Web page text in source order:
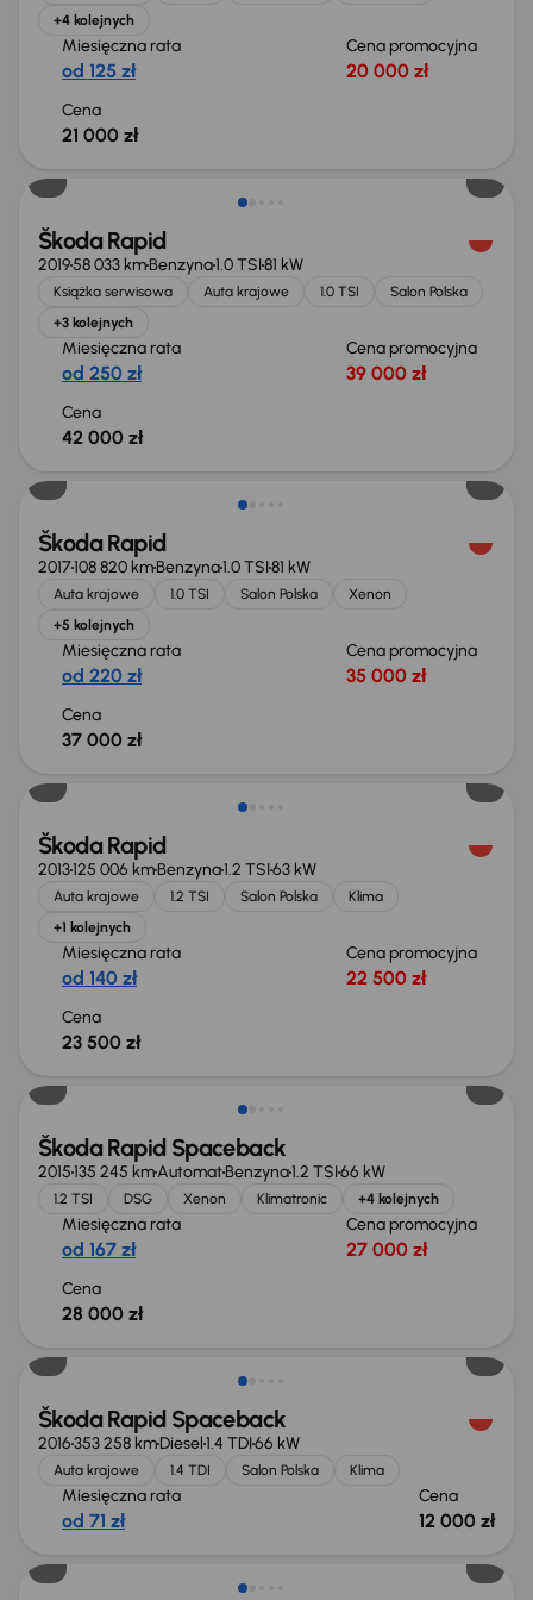
+4 kolejnych
Miesięczna rata
od 125 zł
Cena promocyjna
20 000 zł
Cena
21 000 zł
Škoda Rapid
201958 033 kmBenzyna1.0 TSI81 kW
Książka serwisowa Auta krajowe 1.0 TSI
Salon Polska
+3 kolejnych
Miesięczna rata
od 250 zł
Cena promocyjna
39 000 zł
Cena
42 000 zł
Škoda Rapid
2017108 820 kmBenzyna1.0 TSI81 kW
Auta krajowe 1.0 TSI Salon Polska
Xenon
+5 kolejnych
Miesięczna rata
od 220 zł
Cena promocyjna
35 000 zł
Cena
37 000 zł
Škoda Rapid
2013125 006 kmBenzyna1.2 TSI63 kW
Auta krajowe 1.2 TSI Salon Polska
Klima
+1 kolejnych
Miesięczna rata
od 140 zł
Cena promocyjna
22 500 zł
Cena
23 500 zł
Škoda Rapid Spaceback
2015135 245 kmAutomatBenzyna1.2 TSI66 kW
1.2 TSI DSG Xenon Klimatronic +4 kolejnych
Miesięczna rata
od 167 zł
Cena promocyjna
27 000 zł
Cena
28 000 zł
Škoda Rapid Spaceback
2016353 258 kmDiesel1.4 TDI66 kW
Auta krajowe 1.4 TDI Salon Polska Klima
Miesięczna rata
od 71 zł
Cena
12 000 zł